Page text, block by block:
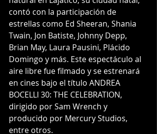
contó con la participación de
estrellas como Ed Sheeran, Shania
Twain, Jon Batiste, Johnny Depp,
Brian May, Laura Pausini, Plácido
Domingo y más. Este espectáculo al
aire libre fue filmado y se estrenará
en cines bajo el título ANDREA
BOCELLI 30: THE CELEBRATION,
dirigido por Sam Wrench y
producido por Mercury Studios,
entre otros.